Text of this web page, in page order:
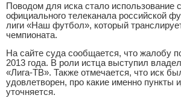
Поводом для иска стало использование
официального телеканала российской
лиги «Наш футбол», который
чемпионата.
На сайте суда сообщается, что жалобу
2013 года. В роли истца выступил
«Лига-ТВ». Также отмечается, что иск
удовлетворен, про какие именно пункты
уточняется.